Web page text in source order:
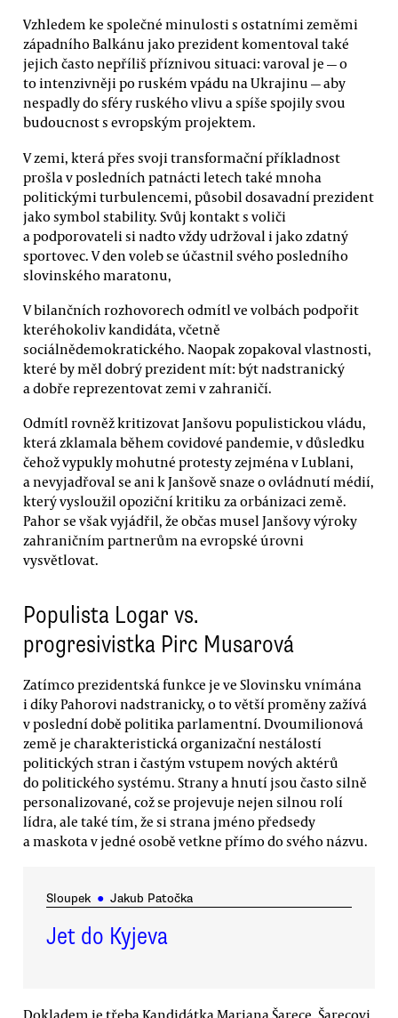
Vzhledem ke společné minulosti s ostatními zeměmi
západního Balkánu jako prezident komentoval také
jejich často nepříliš příznivou situaci: varoval je — o
to intenzivněji po ruském vpádu na Ukrajinu — aby
nespadly do sféry ruského vlivu a spíše spojily svou
budoucnost s evropským projektem.
V zemi, která přes svoji transformační příkladnost
prošla v posledních patnácti letech také mnoha
politickými turbulencemi, působil dosavadní prezident
jako symbol stability. Svůj kontakt s voliči
a podporovateli si nadto vždy udržoval i jako zdatný
sportovec. V den voleb se účastnil svého posledního
slovinského maratonu,
V bilančních rozhovorech odmítl ve volbách podpořit
kteréhokoliv kandidáta, včetně
sociálnědemokratického. Naopak zopakoval vlastnosti,
které by měl dobrý prezident mít: být nadstranický
a dobře reprezentovat zemi v zahraničí.
Odmítl rovněž kritizovat Janšovu populistickou vládu,
která zklamala během covidové pandemie, v důsledku
čehož vypukly mohutné protesty zejména v Lublani,
a nevyjadřoval se ani k Janšově snaze o ovládnutí médií,
který vysloužil opoziční kritiku za orbánizaci země.
Pahor se však vyjádřil, že občas musel Janšovy výroky
zahraničním partnerům na evropské úrovni
vysvětlovat.
Populista Logar vs.
progresivistka Pirc Musarová
Zatímco prezidentská funkce je ve Slovinsku vnímána
i díky Pahorovi nadstranicky, o to větší proměny zažívá
v poslední době politika parlamentní. Dvoumilionová
země je charakteristická organizační nestálostí
politických stran i častým vstupem nových aktérů
do politického systému. Strany a hnutí jsou často silně
personalizované, což se projevuje nejen silnou rolí
lídra, ale také tím, že si strana jméno předsedy
a maskota v jedné osobě vetkne přímo do svého názvu.
Sloupek ● Jakub Patočka
Jet do Kyjeva
Dokladem je třeba Kandidátka Marjana Šarece. Šarecovi,